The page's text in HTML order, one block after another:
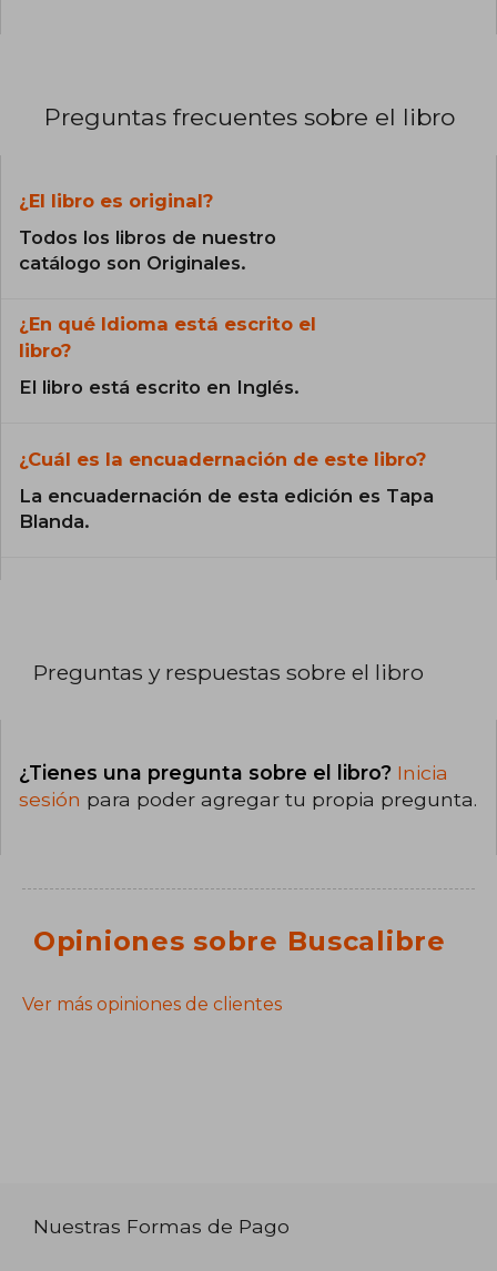
Preguntas frecuentes sobre el libro
¿El libro es original?
Todos los libros de nuestro
catálogo son Originales.
¿En qué Idioma está escrito el
libro?
El libro está escrito en Inglés.
¿Cuál es la encuadernación de este libro?
La encuadernación de esta edición es Tapa
Blanda.
Preguntas y respuestas sobre el libro
¿Tienes una pregunta sobre el libro? Inicia
sesión para poder agregar tu propia pregunta.
Opiniones sobre Buscalibre
Ver más opiniones de clientes
Nuestras Formas de Pago